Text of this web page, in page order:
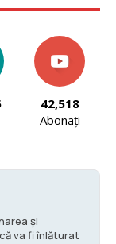
42,518
Abonați
și
va fi înlăturat